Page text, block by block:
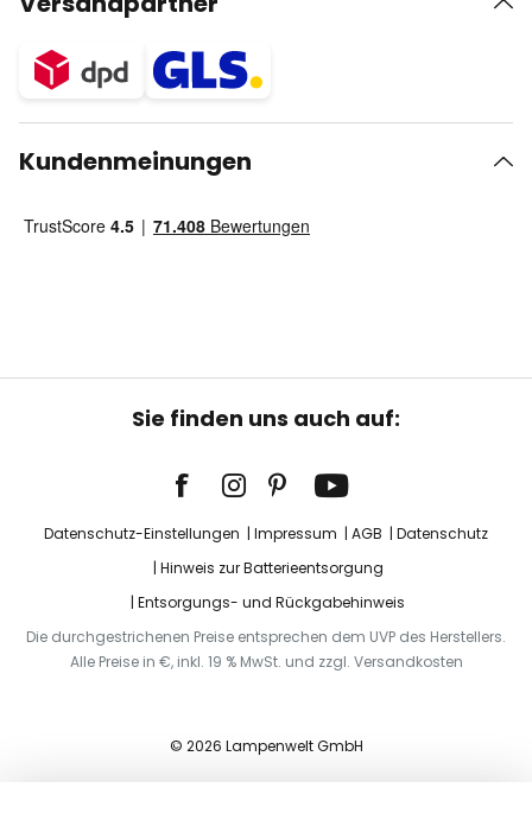
Kundenmeinungen
Sie finden uns auch auf:
Datenschutz-Einstellungen Impressum AGB
Datenschutz
Hinweis zur Batterieentsorgung
Entsorgungs- und Rückgabehinweis
Die durchgestrichenen Preise entsprechen dem UVP des Herstellers.
Alle Preise in €, inkl. 19 % MwSt. und zzgl. Versandkosten
© 2026 Lampenwelt GmbH